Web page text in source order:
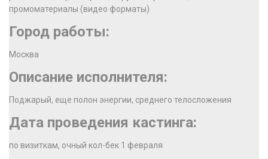
промоматериалы (видео форматы)
Город работы:
Москва
Описание исполнителя:
Поджарый, еще полон энергии, среднего телосложения
Дата проведения кастинга:
по визиткам, очный кол-бек 1 февраля